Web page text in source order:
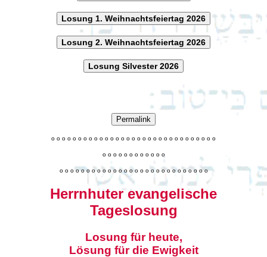
Losung 1. Weihnachtsfeiertag 2026
Losung 2. Weihnachtsfeiertag 2026
Losung Silvester 2026
Permalink
o o o o o o o o o o o o o o o o o o o o o o o o o o o o o o o
o o o o o o o o o o o o
o o o o o o o o o o o o o o o o o o o o o o o o o o o o
Herrnhuter evangelische
Tageslosung
Losung für heute,
Lösung für die Ewigkeit